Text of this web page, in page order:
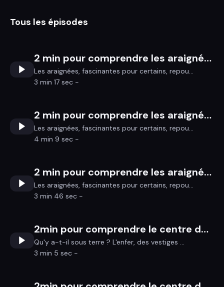
Tous les épisodes
2 min pour comprendre les araignées 3/3
Les araignées, fascinantes pour certains, repou...
3 min 17 sec -
2 min pour comprendre les araignées 2/3
Les araignées, fascinantes pour certains, repou...
4 min 9 sec -
2 min pour comprendre les araignées 1/3
Les araignées, fascinantes pour certains, repou...
3 min 46 sec -
2min pour comprendre le centre de la Terre 4/4
Qu'y a-t-il sous terre ? L'enfer, des vestiges ...
3 min 5 sec -